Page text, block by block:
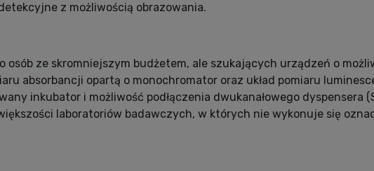
z możliwością obrazowania.
osób ze skromniejszym budżetem, ale szukających urządzeń o
absorbancji opartą o monochromator oraz układ pomiaru
inkubator i możliwość podłączenia dwukanałowego dyspensera
laboratoriów badawczych, w których nie wykonuje się